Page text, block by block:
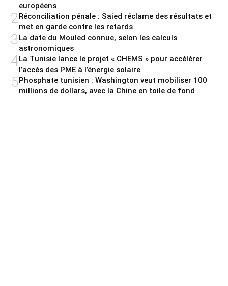
européens
2 Réconciliation pénale : Saied réclame des résultats et
met en garde contre les retards
3La date du Mouled connue, selon les calculs
astronomiques
4La Tunisie lance le projet « CHEMS » pour accélérer
l’accès des PME à l’énergie solaire
5Phosphate tunisien : Washington veut mobiliser 100
millions de dollars, avec la Chine en toile de fond